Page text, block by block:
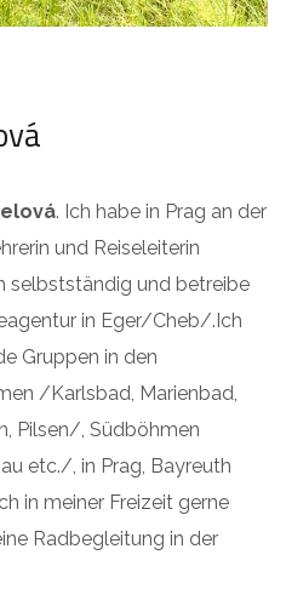
. Ich habe in Prag an der
und Reiseleiterin
selbstständig und betreibe
in Eger/Cheb/.Ich
Gruppen in den
/Karlsbad, Marienbad,
Pilsen/, Südböhmen
etc./, in Prag, Bayreuth
in meiner Freizeit gerne
Radbegleitung in der